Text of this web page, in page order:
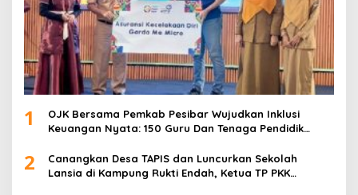
1
OJK Bersama Pemkab Pesibar Wujudkan Inklusi
Keuangan Nyata: 150 Guru Dan Tenaga Pendidik
2
Canangkan Desa TAPIS dan Luncurkan Sekolah
Lansia di Kampung Rukti Endah, Ketua TP PKK